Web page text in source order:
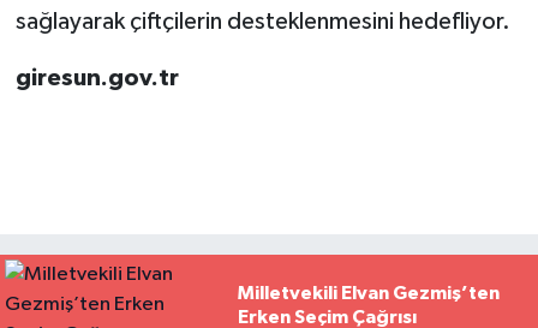
sağlayarak çiftçilerin desteklenmesini hedefliyor.
giresun.gov.tr
Milletvekili Elvan Gezmiş’ten
Erken Seçim Çağrısı